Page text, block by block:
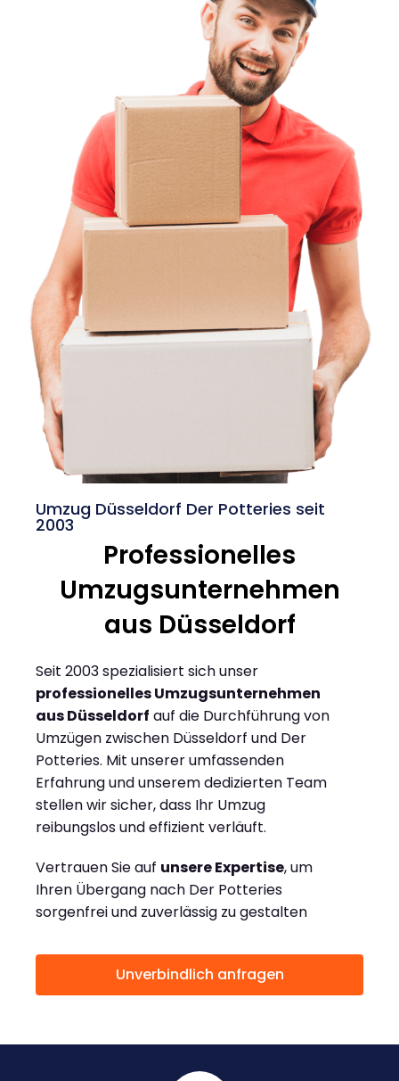
Umzug Düsseldorf Der Potteries seit
2003
Professionelles
Umzugsunternehmen
aus Düsseldorf
Seit 2003 spezialisiert sich unser
professionelles Umzugsunternehmen
aus Düsseldorf auf die Durchführung von
Umzügen zwischen Düsseldorf und Der
Potteries. Mit unserer umfassenden
Erfahrung und unserem dedizierten Team
stellen wir sicher, dass Ihr Umzug
reibungslos und effizient verläuft.
Vertrauen Sie auf unsere Expertise, um
Ihren Übergang nach Der Potteries
sorgenfrei und zuverlässig zu gestalten
Unverbindlich anfragen